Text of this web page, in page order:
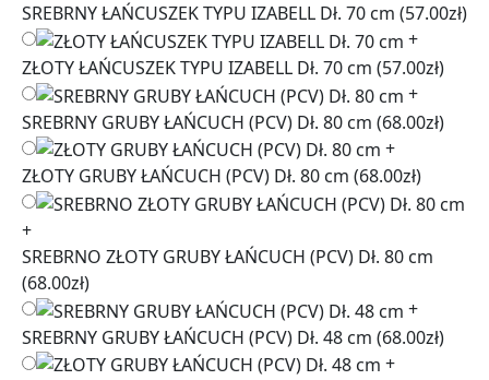
SREBRNY ŁAŃCUSZEK TYPU IZABELL Dł. 70 cm (57.00zł)
+
ZŁOTY ŁAŃCUSZEK TYPU IZABELL Dł. 70 cm (57.00zł)
+
SREBRNY GRUBY ŁAŃCUCH (PCV) Dł. 80 cm (68.00zł)
+
ZŁOTY GRUBY ŁAŃCUCH (PCV) Dł. 80 cm (68.00zł)
+
SREBRNO ZŁOTY GRUBY ŁAŃCUCH (PCV) Dł. 80 cm
(68.00zł)
+
SREBRNY GRUBY ŁAŃCUCH (PCV) Dł. 48 cm (68.00zł)
+